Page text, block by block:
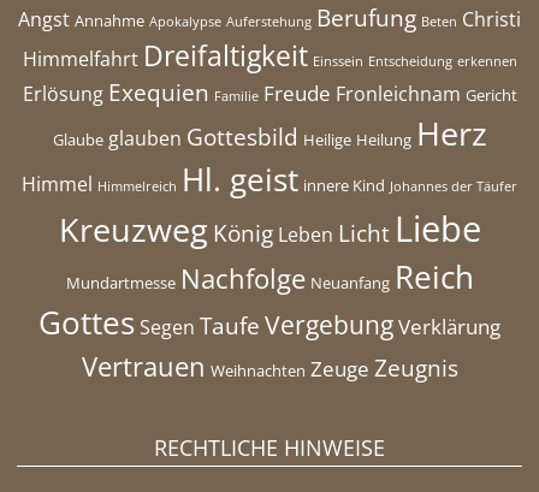
Angst Annahme Apokalypse Auferstehung Berufung Beten Christi
Himmelfahrt Dreifaltigkeit Einssein Entscheidung erkennen
Erlösung Exequien Familie Freude Fronleichnam Gericht
Glaube glauben Gottesbild Heilige Heilung Herz
Himmel Himmelreich Hl. geist innere Kind Johannes der Täufer
Kreuzweg König Leben Licht Liebe
Mundartmesse Nachfolge Neuanfang Reich
Gottes Segen TaufeVergebungVerklärung
Vertrauen Weihnachten Zeuge Zeugnis
RECHTLICHE HINWEISE